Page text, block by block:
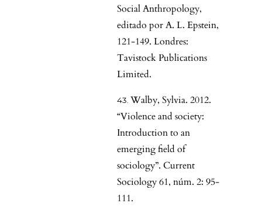
Social Anthropology,
editado por A. L. Epstein,
121-149. Londres:
Tavistock Publications
Limited.
Walby, Sylvia. 2012.
“Violence and society:
Introduction to an
emerging field of
sociology”. Current
Sociology 61, núm. 2: 95-
111.